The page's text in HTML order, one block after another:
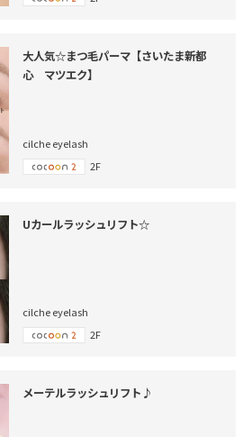
大人気☆まつ毛パーマ【さいたま新都
心 マツエク】
cilche eyelash
2F
Uカールラッシュリフト☆
cilche eyelash
2F
メーテルラッシュリフト♪